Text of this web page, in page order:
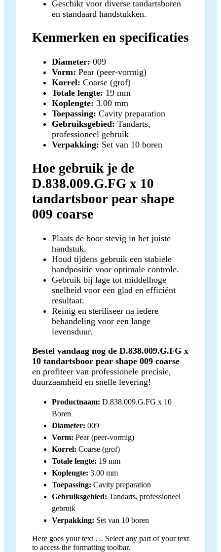
Geschikt voor diverse tandartsboren
en standaard handstukken.
Kenmerken en specificaties
Diameter: 009
Vorm: Pear (peer-vormig)
Korrel: Coarse (grof)
Totale lengte: 19 mm
Koplengte: 3.00 mm
Toepassing: Cavity preparation
Gebruiksgebied: Tandarts,
professioneel gebruik
Verpakking: Set van 10 boren
Hoe gebruik je de
D.838.009.G.FG x 10
tandartsboor pear shape
009 coarse
Plaats de boor stevig in het juiste
handstuk.
Houd tijdens gebruik een stabiele
handpositie voor optimale controle.
Gebruik bij lage tot middelhoge
snelheid voor een glad en efficiënt
resultaat.
Reinig en steriliseer na iedere
behandeling voor een lange
levensduur.
Bestel vandaag nog de D.838.009.G.FG x
10 tandartsboor pear shape 009 coarse
en profiteer van professionele precisie,
duurzaamheid en snelle levering!
Productnaam: D.838.009.G.FG x 10
Boren
Diameter: 009
Vorm: Pear (peer-vormig)
Korrel: Coarse (grof)
Totale lengte: 19 mm
Koplengte: 3.00 mm
Toepassing: Cavity preparation
Gebruiksgebied: Tandarts, professioneel
gebruik
Verpakking: Set van 10 boren
Here goes your text … Select any part of your text
to access the formatting toolbar.